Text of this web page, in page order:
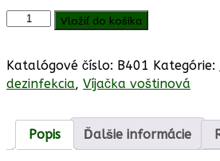
množstvo
Certan
120ml
Vložiť do košíka
Katalógové číslo: B401 Kategórie:
dezinfekcia, Víjačka voštinová
Popis Ďalšie informácie